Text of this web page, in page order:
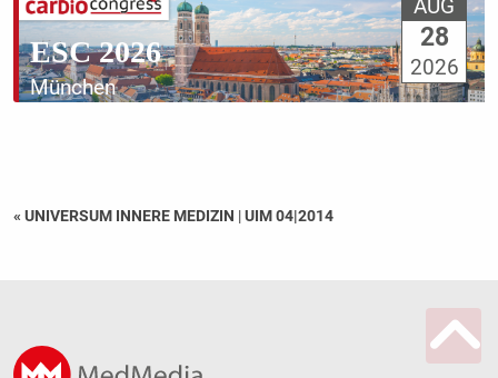
ESC 2026
München
AUG
28
2026
« UNIVERSUM INNERE MEDIZIN |UIM 04|2014